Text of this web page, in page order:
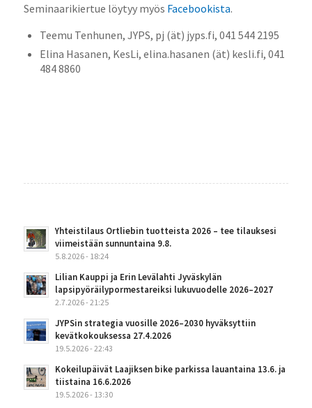
Seminaarikiertue löytyy myös Facebookista.
Teemu Tenhunen, JYPS, pj (ät) jyps.fi, 041 544 2195
Elina Hasanen, KesLi, elina.hasanen (ät) kesli.fi, 041
484 8860
Yhteistilaus Ortliebin tuotteista 2026 – tee tilauksesi
viimeistään sunnuntaina 9.8.
5.8.2026 - 18:24
Lilian Kauppi ja Erin Levälahti Jyväskylän
lapsipyöräilypormestareiksi lukuvuodelle 2026–2027
2.7.2026 - 21:25
JYPSin strategia vuosille 2026–2030 hyväksyttiin
kevätkokouksessa 27.4.2026
19.5.2026 - 22:43
Kokeilupäivät Laajiksen bike parkissa lauantaina 13.6. ja
tiistaina 16.6.2026
19.5.2026 - 13:30